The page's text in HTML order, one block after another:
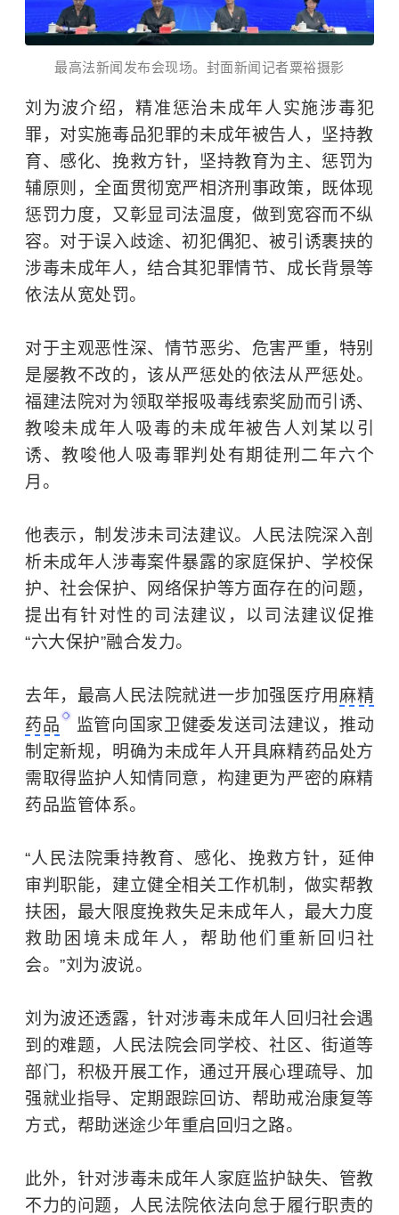
最高法新闻发布会现场。封面新闻记者粟裕摄影
刘为波介绍，精准惩治未成年人实施涉毒犯
罪，对实施毒品犯罪的未成年被告人，坚持教
育、感化、挽救方针，坚持教育为主、惩罚为
辅原则，全面贯彻宽严相济刑事政策，既体现
惩罚力度，又彰显司法温度，做到宽容而不纵
容。对于误入歧途、初犯偶犯、被引诱裹挟的
涉毒未成年人，结合其犯罪情节、成长背景等
依法从宽处罚。
对于主观恶性深、情节恶劣、危害严重，特别
是屡教不改的，该从严惩处的依法从严惩处。
福建法院对为领取举报吸毒线索奖励而引诱、
教唆未成年人吸毒的未成年被告人刘某以引
诱、教唆他人吸毒罪判处有期徒刑二年六个
月。
他表示，制发涉未司法建议。人民法院深入剖
析未成年人涉毒案件暴露的家庭保护、学校保
护、社会保护、网络保护等方面存在的问题，
提出有针对性的司法建议，以司法建议促推
“六大保护”融合发力。
去年，最高人民法院就进一步加强医疗用 麻精
药品
监管向国家卫健委发送司法建议，推动
制定新规，明确为未成年人开具麻精药品处方
需取得监护人知情同意，构建更为严密的麻精
药品监管体系。
“人民法院秉持教育、感化、挽救方针，延伸
审判职能，建立健全相关工作机制，做实帮教
扶困，最大限度挽救失足未成年人，最大力度
救助困境未成年人，帮助他们重新回归社
会。”刘为波说。
刘为波还透露，针对涉毒未成年人回归社会遇
到的难题，人民法院会同学校、社区、街道等
部门，积极开展工作，通过开展心理疏导、加
强就业指导、定期跟踪回访、帮助戒治康复等
方式，帮助迷途少年重启回归之路。
此外，针对涉毒未成年人家庭监护缺失、管教
不力的问题，人民法院依法向怠于履行职责的